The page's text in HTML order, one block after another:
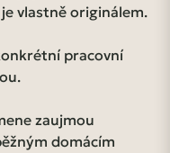
vlastně originálem.
pracovní
zaujmou
domácím